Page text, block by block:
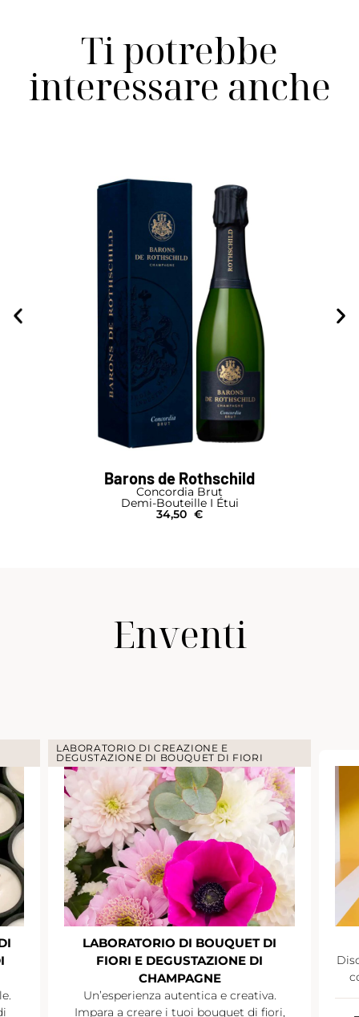
Ti potrebbe
interessare anche
Barons de Rothschild
Concordia Brut
Demi-Bouteille I Étui
34,50 €
Enventi
LABORATORIO DI CREAZIONE E
DEGUSTAZIONE DI BOUQUET DI FIORI
LABORATORIO DI BOUQUET DI
FIORI E DEGUSTAZIONE DI
CHAMPAGNE
Un’esperienza autentica e creativa.
Impara a creare i tuoi bouquet di fiori,